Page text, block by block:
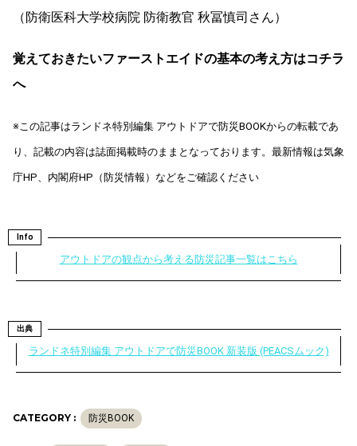
（防衛医科大学校病院 防衛教官 秋冨慎司さん）
覚えておきたいファーストエイドの基本の考え方はコチラ
へ
※この記事はランドネ特別編集 アウトドアで防災BOOKからの転載であ
り、記載の内容は誌面掲載時のままとなっております。最新情報は気象
庁HP、内閣府HP（防災情報）などをご確認ください
Info
アウトドアの観点から考える防災記事一覧はこちら
出典
ランドネ特別編集 アウトドアで防災BOOK 新装版 (PEACSムック)
CATEGORY : 防災BOOK